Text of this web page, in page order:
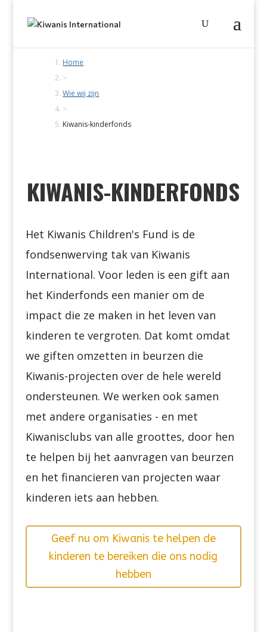
Home
>
Wie wij zijn
>
Kiwanis-kinderfonds
KIWANIS-KINDERFONDS
Het Kiwanis Children's Fund is de
fondsenwerving tak van Kiwanis
International. Voor leden is een gift aan
het Kinderfonds een manier om de
impact die ze maken in het leven van
kinderen te vergroten. Dat komt omdat
we giften omzetten in beurzen die
Kiwanis-projecten over de hele wereld
ondersteunen. We werken ook samen
met andere organisaties - en met
Kiwanisclubs van alle groottes, door hen
te helpen bij het aanvragen van beurzen
en het financieren van projecten waar
kinderen iets aan hebben.
Geef nu om Kiwanis te helpen de
kinderen te bereiken die ons nodig
hebben